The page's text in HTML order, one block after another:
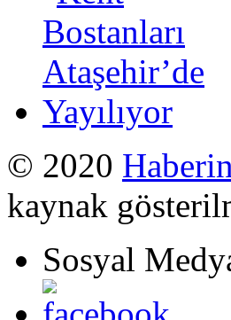
© 2020
kaynak
Sosyal